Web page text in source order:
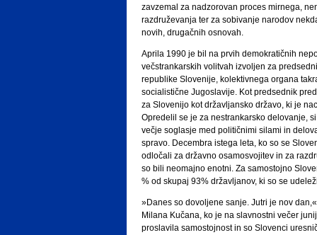
zavzemal za nadzorovan proces mirnega,
razdruževanja ter za sobivanje narodov
novih, drugačnih osnovah.
Aprila 1990 je bil na prvih demokratičnih
večstrankarskih volitvah izvoljen za
republike Slovenije, kolektivnega organa
socialistične Jugoslavije. Kot predsednik
za Slovenijo kot državljansko državo, ki je
Opredelil se je za nestrankarsko delovanje,
večje soglasje med političnimi silami in
spravo. Decembra istega leta, ko so se
odločali za državno osamosvojitev in za
so bili neomajno enotni. Za samostojno
% od skupaj 93% državljanov, ki so se
»Danes so dovoljene sanje. Jutri je nov
Milana Kučana, ko je na slavnostni večer
proslavila samostojnost in so Slovenci